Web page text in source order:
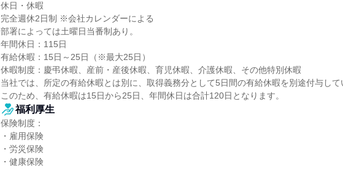
休日・休暇
完全週休2日制 ※会社カレンダーによる
部署によっては土曜日当番制あり。
年間休日：115日
有給休暇：15日～25日（※最大25日）
休暇制度：慶弔休暇、産前・産後休暇、育児休暇、介護休暇、その他特別休暇
当社では、所定の有給休暇とは別に、取得義務分として5日間の有給休暇を別途付与して
このため、有給休暇は15日から25日、年間休日は合計120日となります。
福利厚生
保険制度：
・雇用保険
・労災保険
・健康保険